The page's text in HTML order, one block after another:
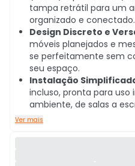
tampa retrátil para um
organizado e conectado.
Design Discreto e
móveis planejados e
se perfeitamente sem
seu espaço.
Instalação
incluso, pronta para
ambiente, de salas a
Ver mais